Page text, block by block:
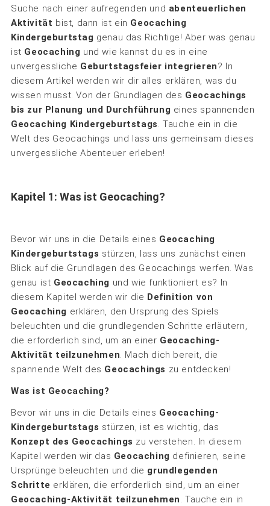
Suche nach einer aufregenden und abenteuerlichen
Aktivität bist, dann ist ein Geocaching
Kindergeburtstag genau das Richtige! Aber was genau
ist Geocaching und wie kannst du es in eine
unvergessliche Geburtstagsfeier integrieren? In
diesem Artikel werden wir dir alles erklären, was du
wissen musst. Von der Grundlagen des Geocachings
bis zur Planung und Durchführung eines spannenden
Geocaching Kindergeburtstags. Tauche ein in die
Welt des Geocachings und lass uns gemeinsam dieses
unvergessliche Abenteuer erleben!
Kapitel 1: Was ist Geocaching?
Bevor wir uns in die Details eines Geocaching
Kindergeburtstags stürzen, lass uns zunächst einen
Blick auf die Grundlagen des Geocachings werfen. Was
genau ist Geocaching und wie funktioniert es? In
diesem Kapitel werden wir die Definition von
Geocaching erklären, den Ursprung des Spiels
beleuchten und die grundlegenden Schritte erläutern,
die erforderlich sind, um an einer Geocaching-
Aktivität teilzunehmen. Mach dich bereit, die
spannende Welt des Geocachings zu entdecken!
Was ist Geocaching?
Bevor wir uns in die Details eines Geocaching-
Kindergeburtstags stürzen, ist es wichtig, das
Konzept des Geocachings zu verstehen. In diesem
Kapitel werden wir das Geocaching definieren, seine
Ursprünge beleuchten und die grundlegenden
Schritte erklären, die erforderlich sind, um an einer
Geocaching-Aktivität teilzunehmen. Tauche ein in